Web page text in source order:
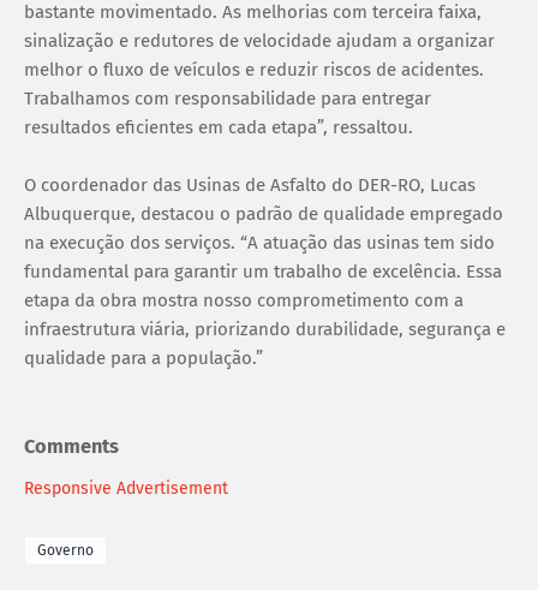
bastante movimentado. As melhorias com terceira faixa,
sinalização e redutores de velocidade ajudam a organizar
melhor o fluxo de veículos e reduzir riscos de acidentes.
Trabalhamos com responsabilidade para entregar
resultados eficientes em cada etapa”, ressaltou.
O coordenador das Usinas de Asfalto do DER-RO, Lucas
Albuquerque, destacou o padrão de qualidade empregado
na execução dos serviços. “A atuação das usinas tem sido
fundamental para garantir um trabalho de excelência. Essa
etapa da obra mostra nosso comprometimento com a
infraestrutura viária, priorizando durabilidade, segurança e
qualidade para a população.”
Comments
Responsive Advertisement
Governo